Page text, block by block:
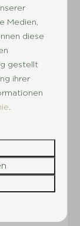
ist es
Wenn wir
ihnen
verwehrt
der
Medien,
diese
gestellt
ihrer